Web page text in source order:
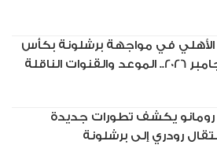
الأهلي في مواجهة برشلونة بكأس
الناقلة
رومانو يكشف تطورات جديدة
رودري إلى برشلونة